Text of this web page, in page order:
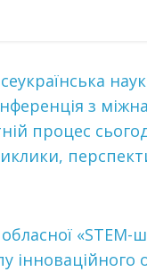
з
процес
«STEM-
інноваційного